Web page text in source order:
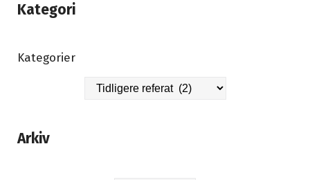
Kategori
Kategorier
Arkiv